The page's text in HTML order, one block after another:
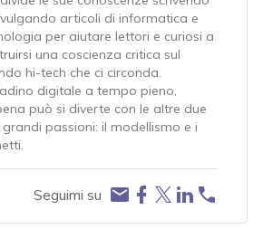
articoli di informatica e
per aiutare lettori e curiosi a
una coscienza critica sul
hi-tech che ci circonda.
digitale a tempo pieno,
può si diverte con le altre due
grandi passioni: il modellismo e i
Seguimi su